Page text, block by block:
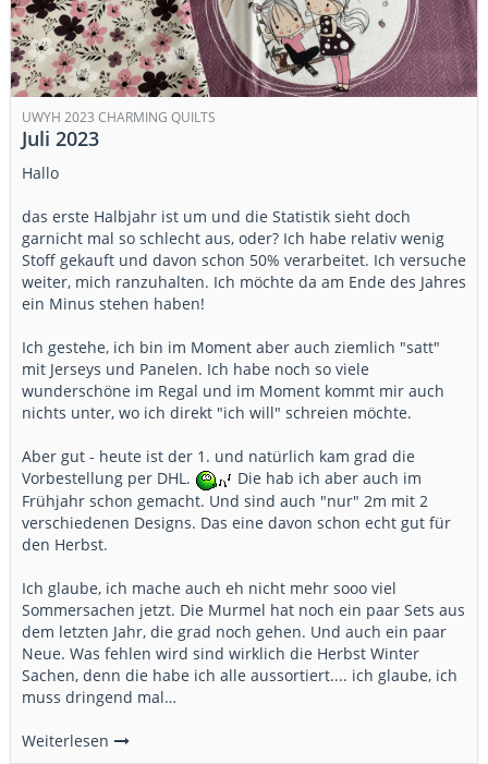
UWYH 2023 CHARMING QUILTS
Juli 2023
Hallo
das erste Halbjahr ist um und die Statistik sieht doch
garnicht mal so schlecht aus, oder? Ich habe relativ wenig
Stoff gekauft und davon schon 50% verarbeitet. Ich versuche
weiter, mich ranzuhalten. Ich möchte da am Ende des Jahres
ein Minus stehen haben!
Ich gestehe, ich bin im Moment aber auch ziemlich "satt"
mit Jerseys und Panelen. Ich habe noch so viele
wunderschöne im Regal und im Moment kommt mir auch
nichts unter, wo ich direkt "ich will" schreien möchte.
Aber gut - heute ist der 1. und natürlich kam grad die
Vorbestellung per DHL.
Die hab ich aber auch im
Frühjahr schon gemacht. Und sind auch "nur" 2m mit 2
verschiedenen Designs. Das eine davon schon echt gut für
den Herbst.
Ich glaube, ich mache auch eh nicht mehr sooo viel
Sommersachen jetzt. Die Murmel hat noch ein paar Sets aus
dem letzten Jahr, die grad noch gehen. Und auch ein paar
Neue. Was fehlen wird sind wirklich die Herbst Winter
Sachen, denn die habe ich alle aussortiert.... ich glaube, ich
muss dringend mal…
Weiterlesen